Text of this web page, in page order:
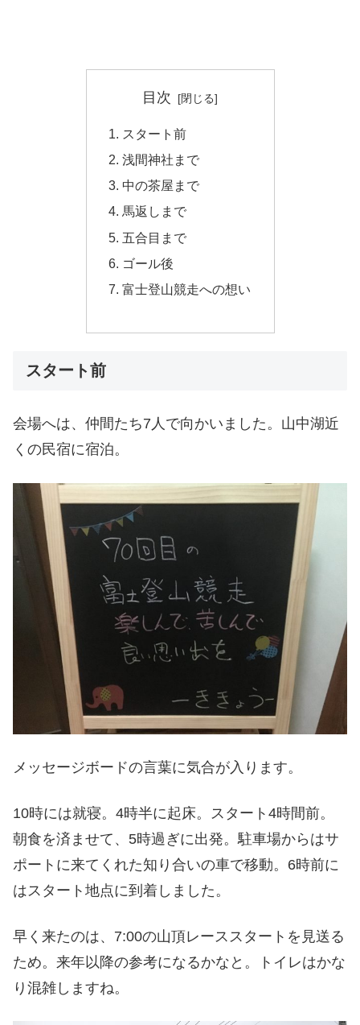
目次
スタート前
浅間神社まで
中の茶屋まで
馬返しまで
五合目まで
ゴール後
富士登山競走への想い
スタート前
会場へは、仲間たち7人で向かいました。山中湖近
くの民宿に宿泊。
メッセージボードの言葉に気合が入ります。
10時には就寝。4時半に起床。スタート4時間前。
朝食を済ませて、5時過ぎに出発。駐車場からはサ
ポートに来てくれた知り合いの車で移動。6時前に
はスタート地点に到着しました。
早く来たのは、7:00の山頂レーススタートを見送る
ため。来年以降の参考になるかなと。トイレはかな
り混雑しますね。